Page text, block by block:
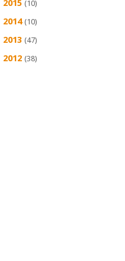
2015 (10)
2014 (10)
2013 (47)
2012 (38)